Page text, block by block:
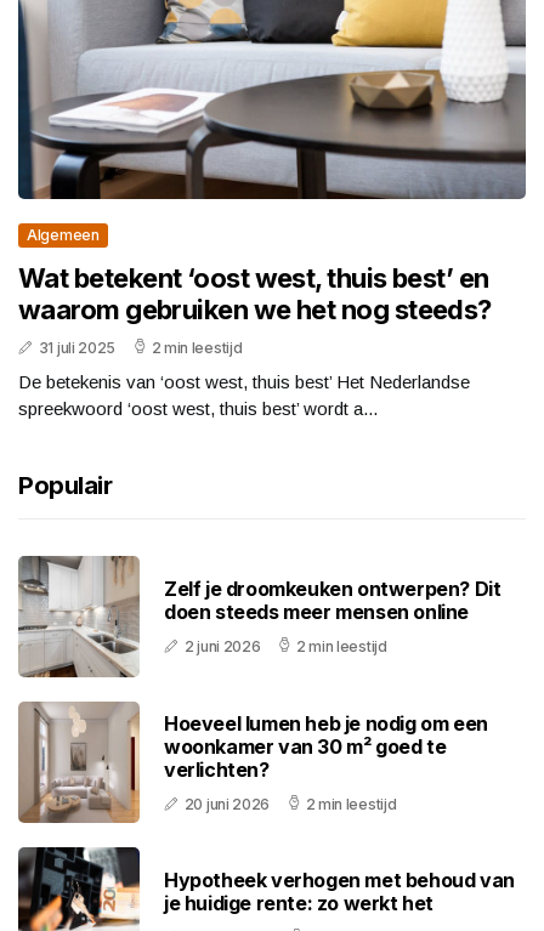
Algemeen
Wat betekent ‘oost west, thuis best’ en
waarom gebruiken we het nog steeds?
31 juli 2025 2 min leestijd
De betekenis van ‘oost west, thuis best’ Het Nederlandse
spreekwoord ‘oost west, thuis best’ wordt a...
Populair
Zelf je droomkeuken ontwerpen? Dit
doen steeds meer mensen online
2 juni 2026 2 min leestijd
Hoeveel lumen heb je nodig om een
woonkamer van 30 m² goed te
verlichten?
20 juni 2026 2 min leestijd
Hypotheek verhogen met behoud van
je huidige rente: zo werkt het